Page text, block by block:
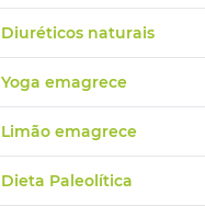
Diuréticos naturais
Yoga emagrece
Limão emagrece
Dieta Paleolítica